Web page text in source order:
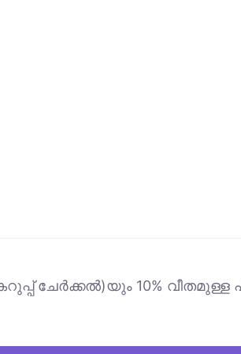
ചേർക്കൽ)യും 10% വീതമുള്ള